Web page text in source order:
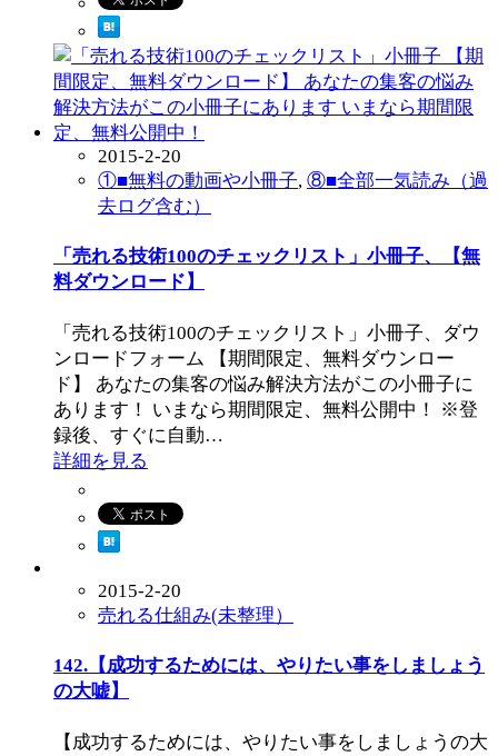
2015-2-20
①■無料の動画や小冊子, ⑧■全部一気読み（過
去ログ含む）
「売れる技術100のチェックリスト」小冊子、【無
料ダウンロード】
「売れる技術100のチェックリスト」小冊子、ダウ
ンロードフォーム 【期間限定、無料ダウンロー
ド】 あなたの集客の悩み解決方法がこの小冊子に
あります！ いまなら期間限定、無料公開中！ ※登
録後、すぐに自動…
詳細を見る
2015-2-20
売れる仕組み(未整理）
142.【成功するためには、やりたい事をしましょう
の大嘘】
【成功するためには、やりたい事をしましょうの大